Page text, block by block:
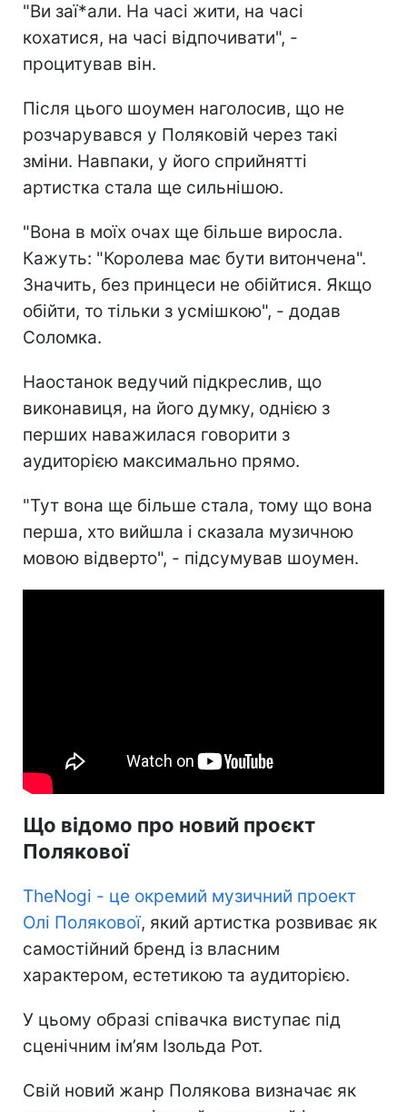
"Ви заї*али. На часі жити, на часі
кохатися, на часі відпочивати", -
процитував він.
Після цього шоумен наголосив, що не
розчарувався у Поляковій через такі
зміни. Навпаки, у його сприйнятті
артистка стала ще сильнішою.
"Вона в моїх очах ще більше виросла.
Кажуть: "Королева має бути витончена".
Значить, без принцеси не обійтися. Якщо
обійти, то тільки з усмішкою", - додав
Соломка.
Наостанок ведучий підкреслив, що
виконавиця, на його думку, однією з
перших наважилася говорити з
аудиторією максимально прямо.
"Тут вона ще більше стала, тому що вона
перша, хто вийшла і сказала музичною
мовою відверто", - підсумував шоумен.
Що відомо про новий проєкт
Полякової
TheNogi - це окремий музичний проект
Олі Полякової, який артистка розвиває як
самостійний бренд із власним
характером, естетикою та аудиторією.
У цьому образі співачка виступає під
сценічним ім’ям Ізольда Рот.
Свій новий жанр Полякова визначає як